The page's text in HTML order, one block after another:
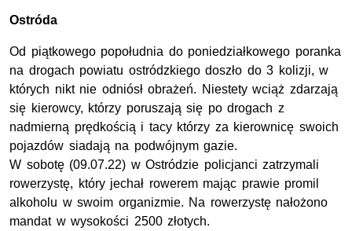
Ostróda
Od piątkowego popołudnia do poniedziałkowego poranka
na drogach powiatu ostródzkiego doszło do 3 kolizji, w
których nikt nie odniósł obrażeń. Niestety wciąż zdarzają
się kierowcy, którzy poruszają się po drogach z
nadmierną prędkością i tacy którzy za kierownicę swoich
pojazdów siadają na podwójnym gazie.
W sobotę (09.07.22) w Ostródzie policjanci zatrzymali
rowerzystę, który jechał rowerem mając prawie promil
alkoholu w swoim organizmie. Na rowerzystę nałożono
mandat w wysokości 2500 złotych.